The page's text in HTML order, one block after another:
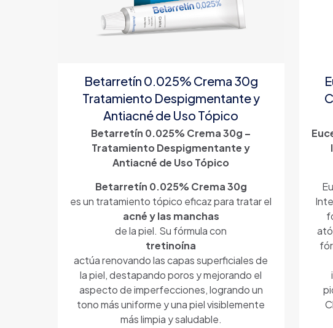
Betarretín 0.025% Crema 30g
Tratamiento Despigmentante y
Antiacné de Uso Tópico
Betarretín 0.025% Crema 30g –
Tratamiento Despigmentante y
Antiacné de Uso Tópico
Betarretín 0.025% Crema 30g
es un tratamiento tópico eficaz para tratar el
acné y las manchas
de la piel. Su fórmula con
tretinoína
actúa renovando las capas superficiales de
la piel, destapando poros y mejorando el
aspecto de imperfecciones, logrando un
tono más uniforme y una piel visiblemente
más limpia y saludable.